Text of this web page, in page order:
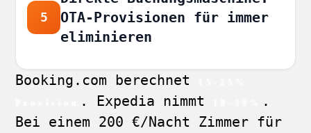
5
OTA-Provisionen für immer
eliminieren
Booking.com berechnet
. Expedia nimmt
.
Bei einem 200 €/Nacht Zimmer für